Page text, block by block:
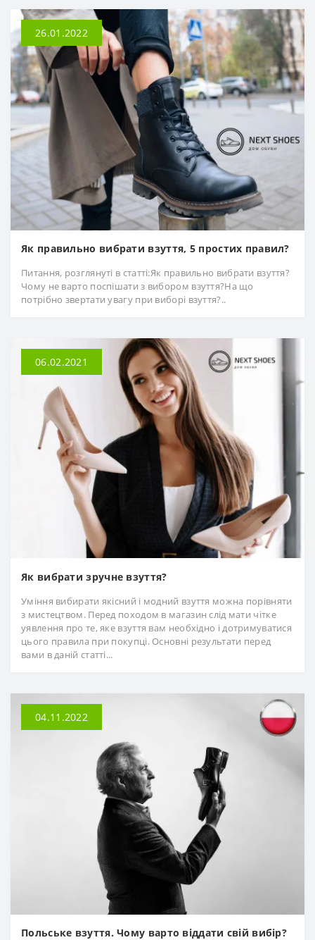
26.01.2022
Як правильно вибрати взуття, 5 простих правил?
Питання, розглянуті в статті:Як правильно вибрати взуття?
Чому не варто поспішати з вибором взуття?На що
потрібно звертати увагу при виборі взуття?..
06.02.2021
Як вибрати зручне взуття?
Уміння вибирати якісний і модний взуття можна порівняти
з мистецтвом. Перед походом в магазин слід мати чітке
уявлення про те, яке взуття вам необхідно і дотримуватися
цього правила при покупці. Основні результати перед
вами в даній статті...
04.11.2022
Польське взуття. Чому варто віддати свій вибір?